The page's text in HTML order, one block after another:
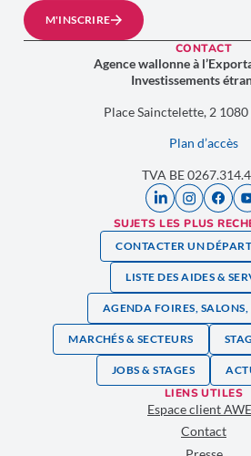
M'INSCRIRE
CONTACT
Agence wallonne à
Investissements
Place Sainctelette, 2
Plan d’accès
TVA BE
SUJETS LES PLUS
CONTACTER UN
LISTE DES AIDES &
AGENDA FOIRES, SALONS,
MARCHÉS & SECTEURS
JOBS & STAGES
LIENS UTILES
Espace client
Contact